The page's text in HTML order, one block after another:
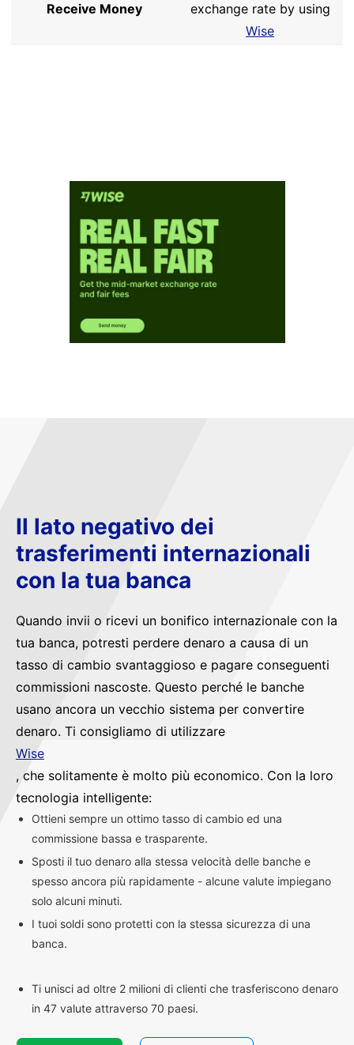
Receive Money
exchange rate by using
Wise
Il lato negativo dei
trasferimenti internazionali
con la tua banca
Quando invii o ricevi un bonifico internazionale con la
tua banca, potresti perdere denaro a causa di un
tasso di cambio svantaggioso e pagare conseguenti
commissioni nascoste. Questo perché le banche
usano ancora un vecchio sistema per convertire
denaro. Ti consigliamo di utilizzare
Wise
, che solitamente è molto più economico. Con la loro
tecnologia intelligente:
Ottieni sempre un ottimo tasso di cambio ed una
commissione bassa e trasparente.
Sposti il tuo denaro alla stessa velocità delle banche e
spesso ancora più rapidamente - alcune valute impiegano
solo alcuni minuti.
I tuoi soldi sono protetti con la stessa sicurezza di una
banca.
Ti unisci ad oltre 2 milioni di clienti che trasferiscono denaro
in 47 valute attraverso 70 paesi.